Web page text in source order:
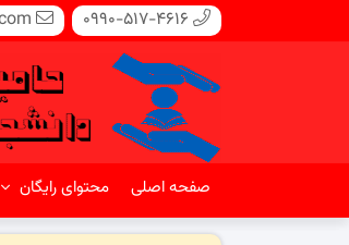
0990-517-4616
صفحه اصلی محتوای رایگان